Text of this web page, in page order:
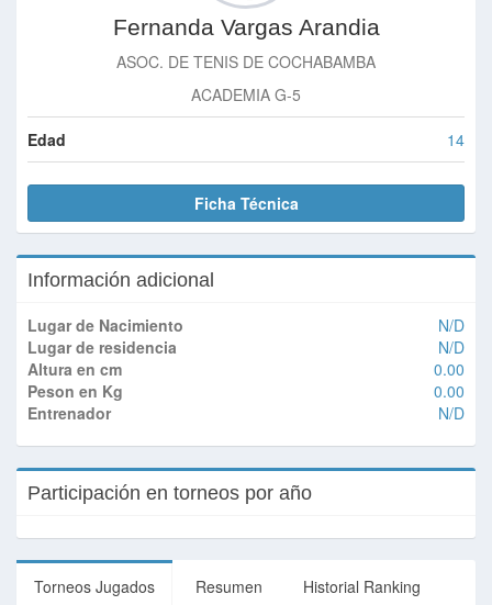
Fernanda Vargas Arandia
ASOC. DE TENIS DE COCHABAMBA
ACADEMIA G-5
Edad 14
Ficha Técnica
Información adicional
Lugar de Nacimiento
N/D
Lugar de residencia
N/D
Altura en cm
0.00
Peson en Kg
0.00
Entrenador
N/D
Participación en torneos por año
Torneos Jugados Resumen Historial Ranking